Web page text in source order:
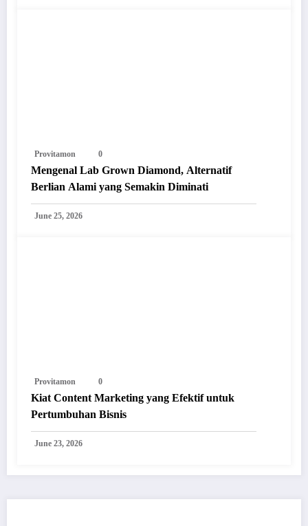
Provitamon 0
Mengenal Lab Grown Diamond, Alternatif
Berlian Alami yang Semakin Diminati
June 25, 2026
Provitamon 0
Kiat Content Marketing yang Efektif untuk
Pertumbuhan Bisnis
June 23, 2026